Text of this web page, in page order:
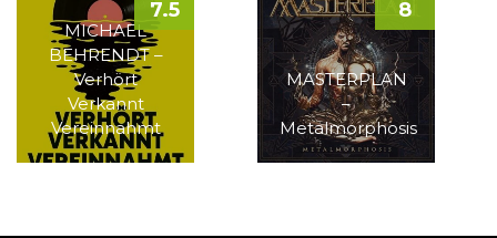
MICHAEL
BEHRENDT –
Verhört
Verkannt
Vereinnahmt
7.5
MASTERPLAN
–
Metalmorphosis
8